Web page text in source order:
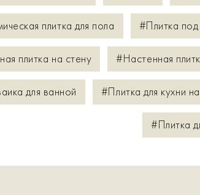
плитка для пола #Плитка
плитка на стену #Настенная
для ванной #Плитка для кухни
#Плитка